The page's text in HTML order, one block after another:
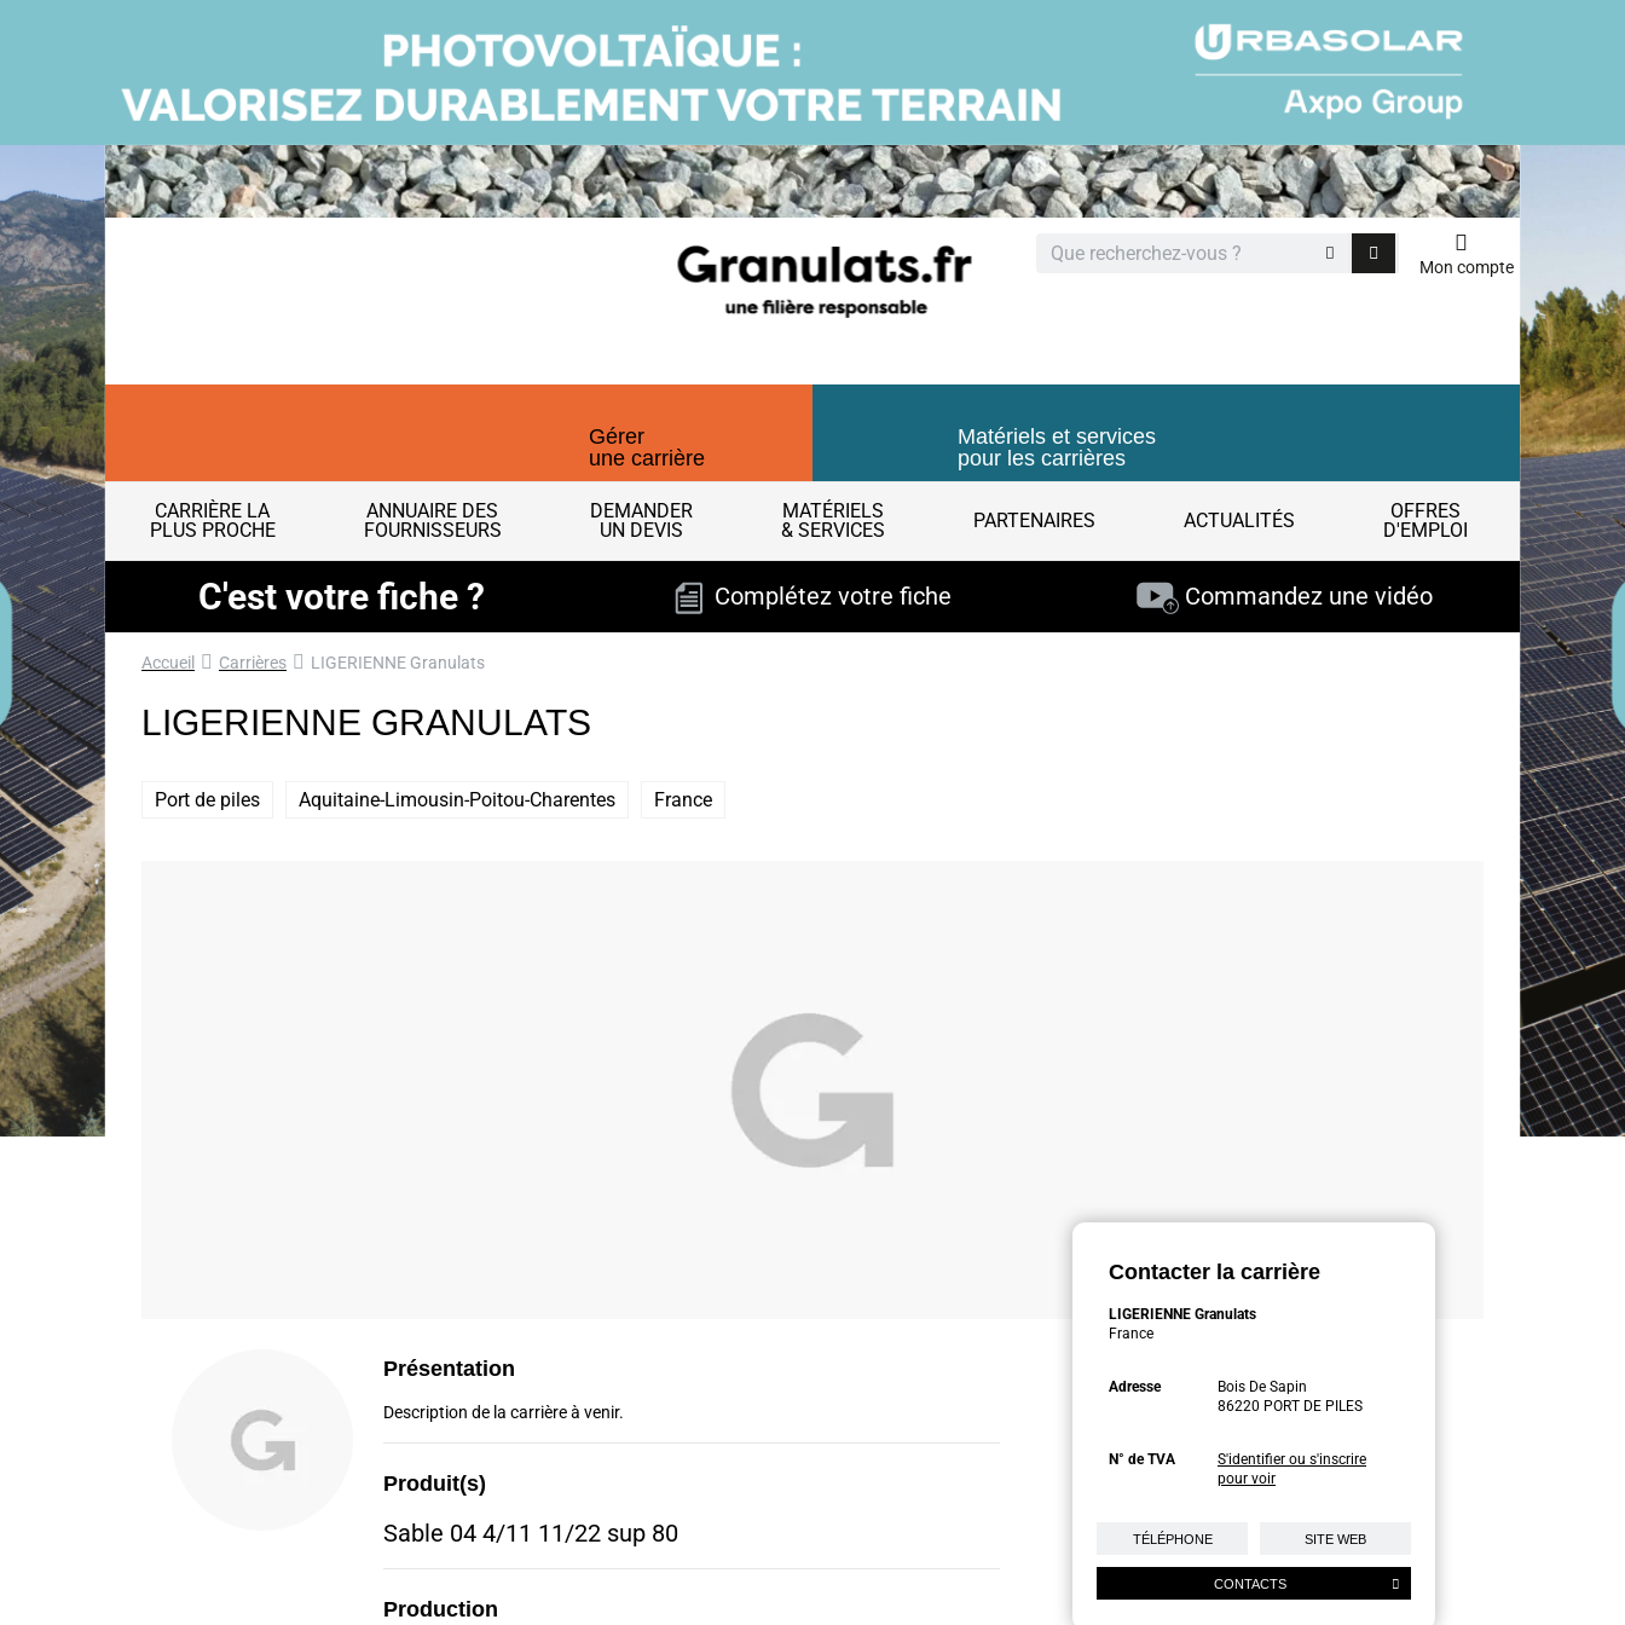
Gérer
une carrière
Matériels et services
pour les carrières
CARRIÈRE LA
PLUS PROCHE
ANNUAIRE DES
FOURNISSEURS
DEMANDER
UN DEVIS
MATÉRIELS
& SERVICES
PARTENAIRES ACTUALITÉS
OFFRES
D'EMPLOI
Mon compte
C'est votre fiche ? Complétez votre fiche Commandez une vidéo
Accueil Carrières LIGERIENNE Granulats
LIGERIENNE GRANULATS
Port de piles Aquitaine-Limousin-Poitou-Charentes France
Contacter la carrière
LIGERIENNE Granulats
France
Adresse
Bois De Sapin
86220 PORT DE PILES
N° de TVA
S'identifier ou s'inscrire
pour voir
TÉLÉPHONE SITE WEB
CONTACTS
Présentation
Description de la carrière à venir.
Produit(s)
Sable 04 4/11 11/22 sup 80
Production